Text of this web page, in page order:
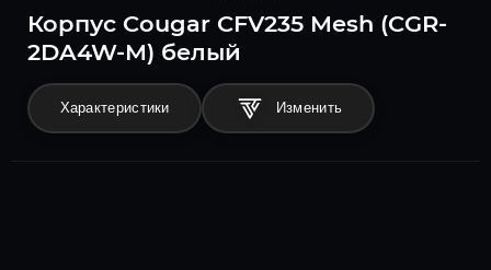
Корпус Cougar CFV235 Mesh (CGR-
2DA4W-M) белый
Характеристики